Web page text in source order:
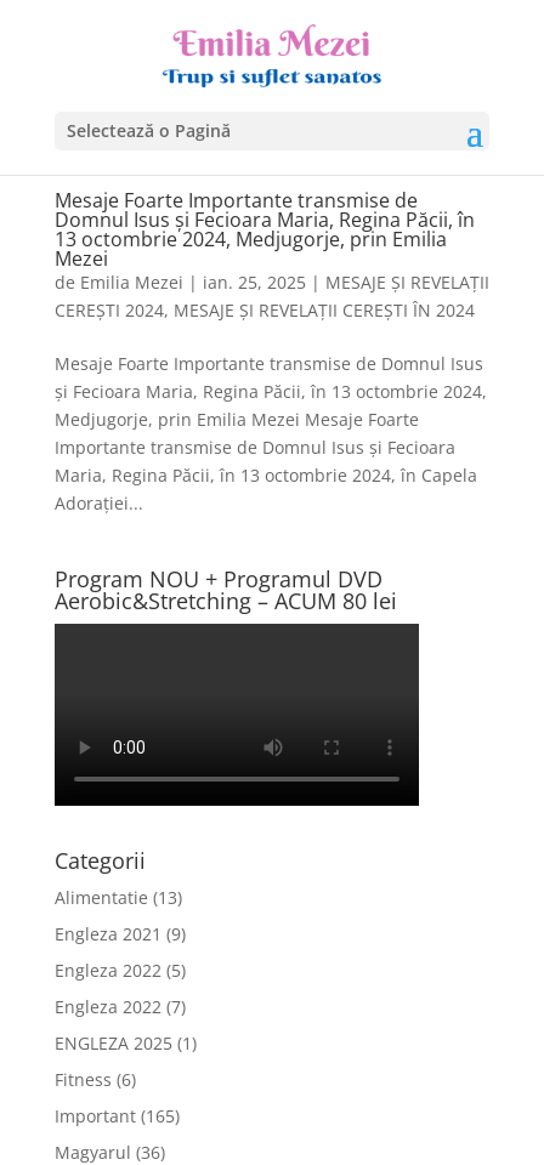
Selectează o Pagină
Mesaje Foarte Importante transmise de
Domnul Isus și Fecioara Maria, Regina Păcii, în
13 octombrie 2024, Medjugorje, prin Emilia
Mezei
de Emilia Mezei | ian. 25, 2025| MESAJE ȘI REVELAȚII
CEREȘTI 2024, MESAJE ȘI REVELAȚII CEREȘTI ÎN 2024
Mesaje Foarte Importante transmise de Domnul Isus
și Fecioara Maria, Regina Păcii, în 13 octombrie 2024,
Medjugorje, prin Emilia Mezei Mesaje Foarte
Importante transmise de Domnul Isus și Fecioara
Maria, Regina Păcii, în 13 octombrie 2024, în Capela
Adorației...
Program NOU + Programul DVD
Aerobic&Stretching – ACUM 80 lei
Categorii
Alimentatie (13)
Engleza 2021 (9)
Engleza 2022(5)
Engleza 2022(7)
ENGLEZA 2025(1)
Fitness (6)
Important(165)
Magyarul (36)